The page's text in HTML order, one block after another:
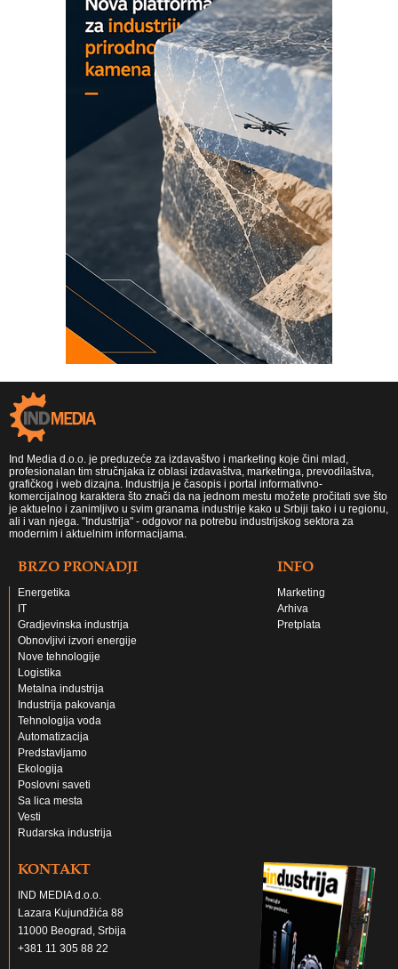
Ind Media d.o.o. je preduzeće za izdavaštvo i marketing koje čini mlad,
profesionalan tim stručnjaka iz oblasi izdavaštva, marketinga, prevodilaštva,
grafičkog i web dizajna. Industrija je časopis i portal informativno-
komercijalnog karaktera što znači da na jednom mestu možete pročitati sve što
je aktuelno i zanimljivo u svim granama industrije kako u Srbiji tako i u regionu,
ali i van njega. "Industrija" - odgovor na potrebu industrijskog sektora za
modernim i aktuelnim informacijama.
BRZO PRONADJI
Energetika
IT
Gradjevinska industrija
Obnovljivi izvori energije
Nove tehnologije
Logistika
Metalna industrija
Industrija pakovanja
Tehnologija voda
Automatizacija
Predstavljamo
Ekologija
Poslovni saveti
Sa lica mesta
Vesti
Rudarska industrija
INFO
Marketing
Arhiva
Pretplata
KONTAKT
IND MEDIA d.o.o.
Lazara Kujundžića 88
11000 Beograd, Srbija
+381 11 305 88 22